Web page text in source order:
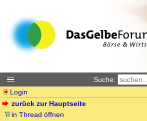
Suche:
Login
zurück zur Hauptseite
in Thread öffnen